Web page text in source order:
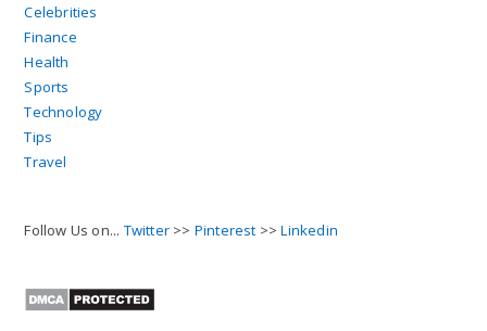
Celebrities
Finance
Health
Sports
Technology
Tips
Travel
Follow Us on... Twitter >> Pinterest >>Linkedin